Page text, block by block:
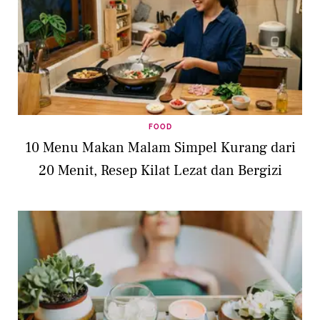
FOOD
10 Menu Makan Malam Simpel Kurang dari
20 Menit, Resep Kilat Lezat dan Bergizi